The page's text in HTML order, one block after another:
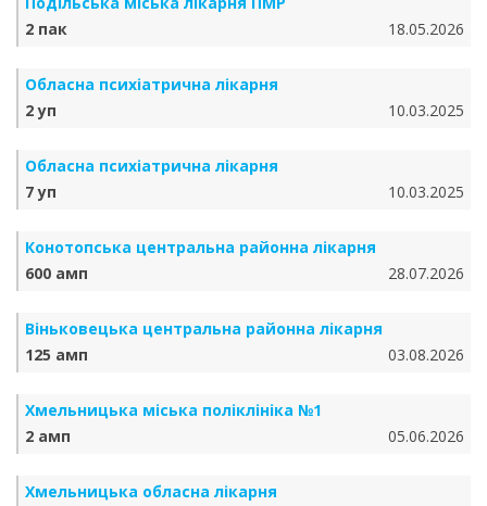
2 пак
18.05.2026
Обласна психіатрична лікарня
2 уп
10.03.2025
Обласна психіатрична лікарня
7 уп
10.03.2025
Конотопська центральна районна лікарня
600 амп
28.07.2026
Віньковецька центральна районна лікарня
125 амп
03.08.2026
Хмельницька міська поліклініка №1
2 амп
05.06.2026
Хмельницька обласна лікарня